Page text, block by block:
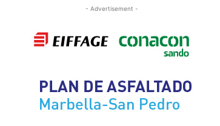
- Advertisement -